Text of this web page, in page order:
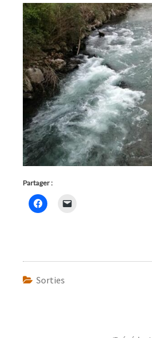
Partager :
Sorties